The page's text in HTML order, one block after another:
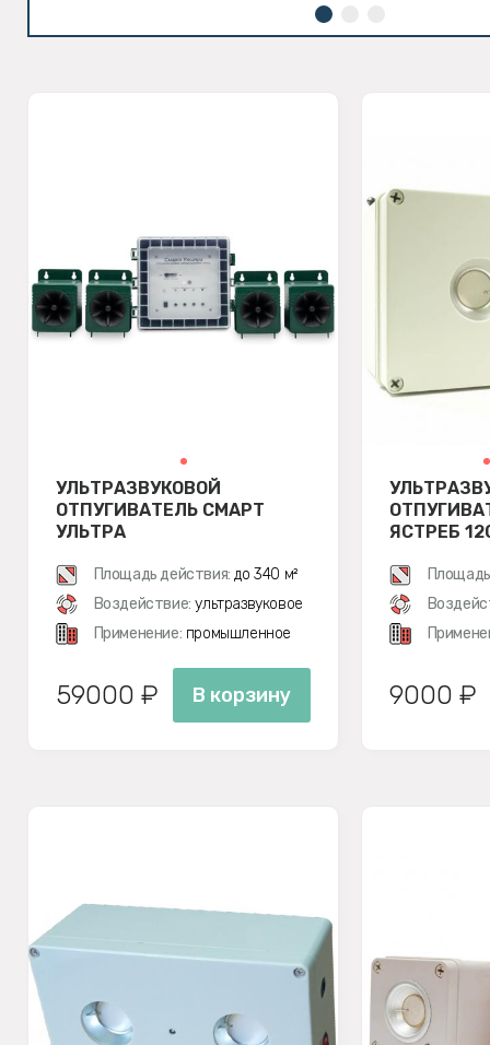
УЛЬТРАЗВУКОВОЙ
ОТПУГИВАТЕЛЬ СМАРТ
УЛЬТРА
Площадь действия: до 340 м²
Воздействие: ультразвуковое
Применение: промышленное
59000 ₽ В корзину
ЯСТРЕБ
9000 ₽